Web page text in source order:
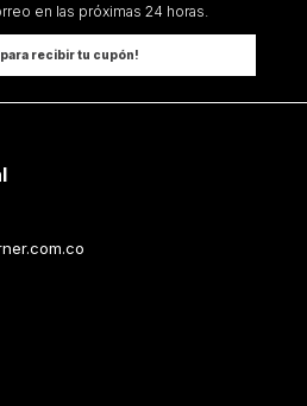
en las próximas 24 horas.
para recibir tu cupón!